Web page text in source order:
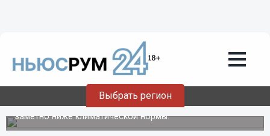
Выбрать регион
08.07.202608:00
Пасмурная и дождливая погода ждет
Вологду в среду, 8 июля
Температурный фон в областной столице окажется
заметно ниже климатической нормы.